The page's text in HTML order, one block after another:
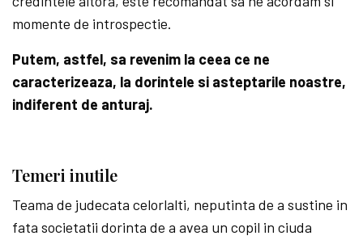
momente de introspectie.
Putem, astfel, sa revenim la ceea ce ne
caracterizeaza, la dorintele si asteptarile noastre,
indiferent de anturaj.
Temeri inutile
Teama de judecata celorlalti, neputinta de a sustine in
fata societatii dorinta de a avea un copil in ciuda